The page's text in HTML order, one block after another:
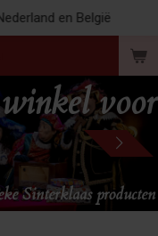
en België
voor
Sinterklaas producten